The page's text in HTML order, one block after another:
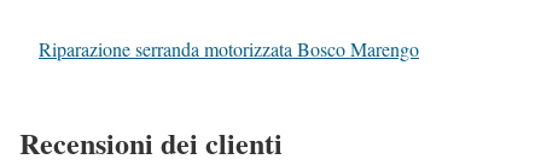
Riparazione serranda motorizzata Bosco Marengo
Recensioni dei clienti